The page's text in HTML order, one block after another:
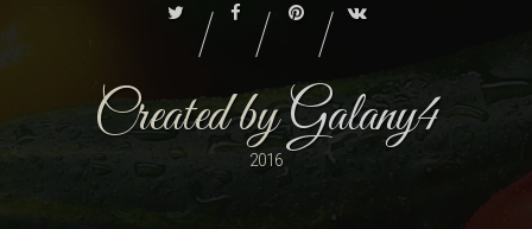
Created byGalany4
2016